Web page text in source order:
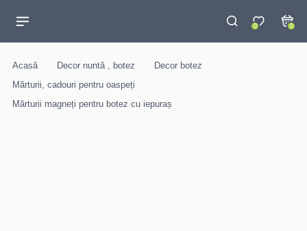
0 0
Acasă Decor nuntă , botez
Decor botez
Mărturii, cadouri pentru oaspeți
Mărturii magneți pentru botez cu iepuraș